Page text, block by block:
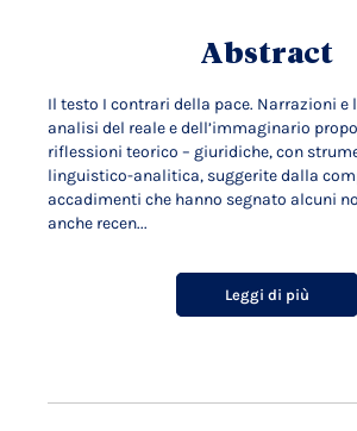
Abstract
Il testo I contrari della pace. Narrazioni e
analisi del reale e dell’immaginario
riflessioni teorico – giuridiche, con
linguistico-analitica, suggerite dalla
accadimenti che hanno segnato alcuni
anche recen...
Leggi di più